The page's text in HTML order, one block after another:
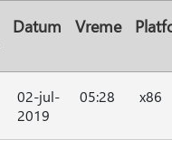
Datum Vreme
02-jul-
2019
05:28 x86